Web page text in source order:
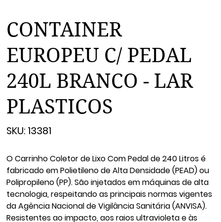
CONTAINER
EUROPEU C/ PEDAL
240L BRANCO - LAR
PLASTICOS
SKU:
13381
13381
O Carrinho Coletor de Lixo Com Pedal de 240 Litros é
fabricado em Polietileno de Alta Densidade (PEAD) ou
Polipropileno (PP). São injetados em máquinas de alta
tecnologia, respeitando as principais normas vigentes
da Agência Nacional de Vigilância Sanitária (ANVISA).
Resistentes ao impacto, aos raios ultravioleta e às